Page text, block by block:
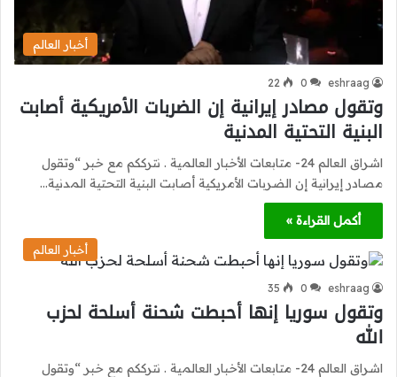
أخبار العالم
eshraag
0
22
وتقول مصادر إيرانية إن الضربات الأمريكية أصابت
البنية التحتية المدنية
اشراق العالم 24- متابعات الأخبار العالمية . نترككم مع خبر “وتقول
مصادر إيرانية إن الضربات الأمريكية أصابت البنية التحتية المدنية…
أكمل القراءة »
أخبار العالم
eshraag
0
35
وتقول سوريا إنها أحبطت شحنة أسلحة لحزب
الله
اشراق العالم 24- متابعات الأخبار العالمية . نترككم مع خبر “وتقول